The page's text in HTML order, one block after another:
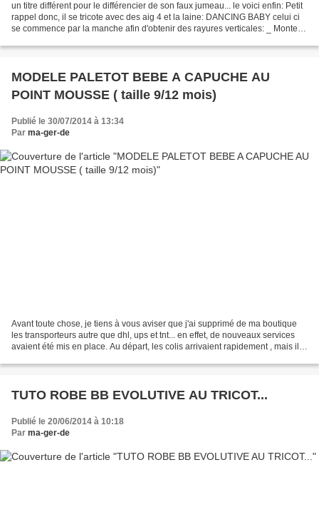
un titre différent pour le différencier de son faux jumeau... le voici enfin: Petit
rappel donc, il se tricote avec des aig 4 et la laine: DANCING BABY celui ci
se commence par la manche afin d'obtenir des rayures verticales: _ Monter
MODELE PALETOT BEBE A CAPUCHE AU
POINT MOUSSE ( taille 9/12 mois)
Publié le 30/07/2014 à 13:34
Par ma-ger-de
Avant toute chose, je tiens à vous aviser que j'ai supprimé de ma boutique
les transporteurs autre que dhl, ups et tnt... en effet, de nouveaux services
avaient été mis en place. Au départ, les colis arrivaient rapidement , mais il
TUTO ROBE BB EVOLUTIVE AU TRICOT...
Publié le 20/06/2014 à 10:18
Par ma-ger-de